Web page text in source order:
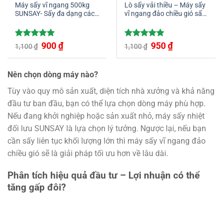
Máy sấy vĩ ngang 500kg
SUNSAY- Sấy đa dạng các
đến dạng lát
Được xếp
hạng 5.00
5 sao
1,100₫ Giá
gốc
là:
900₫Giá
hiện
tại
900 ₫.
Lò sấy vải thiều – Máy sấy
vĩ ngang đảo chiều gió sấy
Được xếp
hạng 5.00
5 sao
1,100₫ Giá
gốc
là:
950₫Giá
hiện
tại
Nên chọn dòng máy nào?
Tùy vào quy mô sản xuất, diện tích nhà xưởng và khả năng
đầu tư ban đầu, bạn có thể lựa chọn dòng máy phù hợp.
Nếu đang khởi nghiệp hoặc sản xuất nhỏ, máy sấy nhiệt
đối lưu SUNSAY là lựa chọn lý tưởng. Ngược lại, nếu bạn
cần sấy liên tục khối lượng lớn thì máy sấy vĩ ngang đảo
chiều gió sẽ là giải pháp tối ưu hơn về lâu dài.
Phân tích hiệu quả đầu tư – Lợi nhuận có thể
tăng gấp đôi?